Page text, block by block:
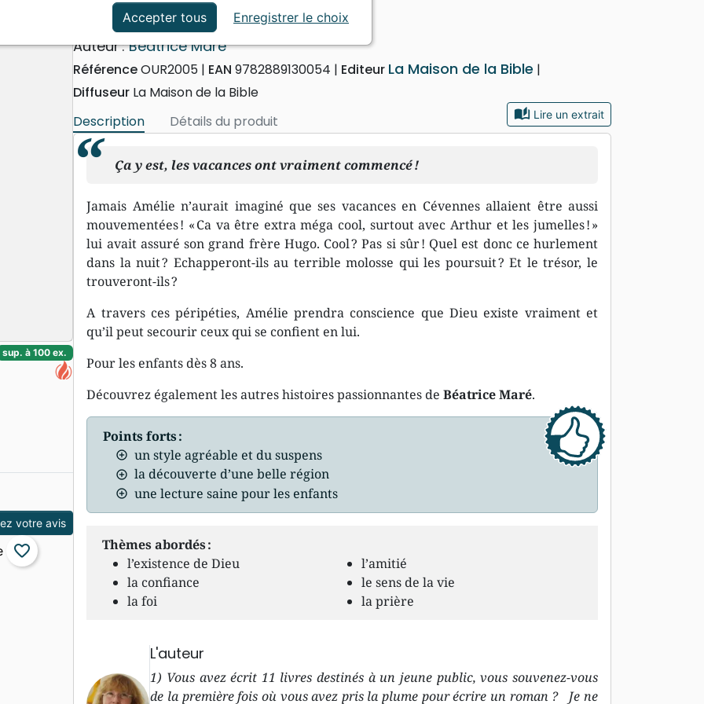
Événements actuels
Des vacances mouvementées
Auteur :Béatrice Maré
RéférenceOUR2005 EAN 9782889130054 Editeur La Maison de la Bible
Diffuseur La Maison de la Bible
Description
Détails du produit auto_stories Lire un extrait
Ça y est, les vacances ont vraiment commencé !
Jamais Amélie n’aurait imaginé que ses vacances en Cévennes allaient être aussi
mouvementées ! « Ca va être extra méga cool, surtout avec Arthur et les jumelles ! »
lui avait assuré son grand frère Hugo. Cool ? Pas si sûr ! Quel est donc ce hurlement
dans la nuit ? Echapperont-ils au terrible molosse qui les poursuit ? Et le trésor, le
trouveront-ils ?
A travers ces péripéties, Amélie prendra conscience que Dieu existe vraiment et
qu’il peut secourir ceux qui se confient en lui.
Pour les enfants dès 8 ans.
Découvrez également les autres histoires passionnantes deBéatrice Maré.
Points forts :
un style agréable et du suspens
la découverte d’une belle région
une lecture saine pour les enfants
Thèmes abordés :
l’existence de Dieu
la confiance
la foi
l’amitié
le sens de la vie
la prière
L'auteur
1) Vous avez écrit 11 livres destinés à un jeune public, vous souvenez-vous
de la première fois où vous avez pris la plume pour écrire un roman ? Je ne
sup. à 100 ex.
votre avis
favorite_border
Accepter tous Enregistrer le choix